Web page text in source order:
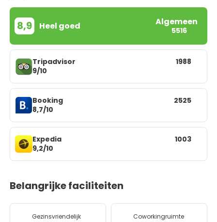
8,9 Heel goed Algemeen
5516
Tripadvisor
9/10
1988
Booking
8,7/10
2525
Expedia
9,2/10
1003
Belangrijke faciliteiten
Gezinsvriendelijk Coworkingruimte